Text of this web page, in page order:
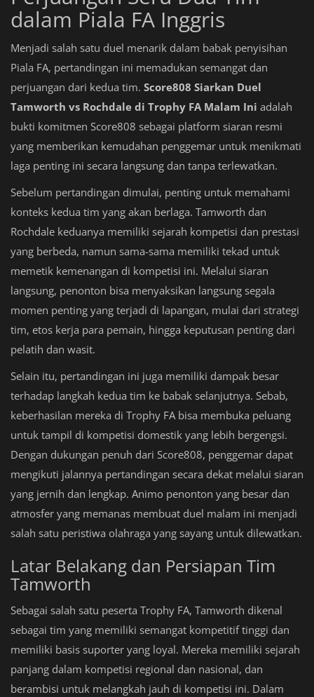
dalam Piala FA Inggris
Menjadi salah satu duel menarik dalam babak penyisihan
Piala FA, pertandingan ini memadukan semangat dan
perjuangan dari kedua tim. Score808 Siarkan Duel
Tamworth vs Rochdale di Trophy FA Malam Ini adalah
bukti komitmen Score808 sebagai platform siaran resmi
yang memberikan kemudahan penggemar untuk menikmati
laga penting ini secara langsung dan tanpa terlewatkan.
Sebelum pertandingan dimulai, penting untuk memahami
konteks kedua tim yang akan berlaga. Tamworth dan
Rochdale keduanya memiliki sejarah kompetisi dan prestasi
yang berbeda, namun sama-sama memiliki tekad untuk
memetik kemenangan di kompetisi ini. Melalui siaran
langsung, penonton bisa menyaksikan langsung segala
momen penting yang terjadi di lapangan, mulai dari strategi
tim, etos kerja para pemain, hingga keputusan penting dari
pelatih dan wasit.
Selain itu, pertandingan ini juga memiliki dampak besar
terhadap langkah kedua tim ke babak selanjutnya. Sebab,
keberhasilan mereka di Trophy FA bisa membuka peluang
untuk tampil di kompetisi domestik yang lebih bergengsi.
Dengan dukungan penuh dari Score808, penggemar dapat
mengikuti jalannya pertandingan secara dekat melalui siaran
yang jernih dan lengkap. Animo penonton yang besar dan
atmosfer yang memanas membuat duel malam ini menjadi
salah satu peristiwa olahraga yang sayang untuk dilewatkan.
Latar Belakang dan Persiapan Tim
Tamworth
Sebagai salah satu peserta Trophy FA, Tamworth dikenal
sebagai tim yang memiliki semangat kompetitif tinggi dan
memiliki basis suporter yang loyal. Mereka memiliki sejarah
panjang dalam kompetisi regional dan nasional, dan
berambisi untuk melangkah jauh di kompetisi ini. Dalam